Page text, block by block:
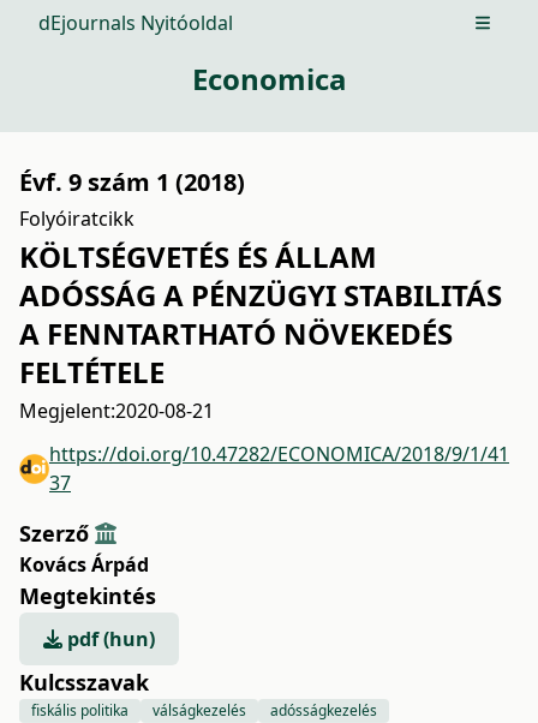
dEjournals Nyitóoldal Open
Economica
Évf. 9 szám 1 (2018)
Folyóiratcikk
KÖLTSÉGVETÉS ÉS ÁLLAM
ADÓSSÁG A PÉNZÜGYI STABILITÁS
A FENNTARTHATÓ NÖVEKEDÉS
FELTÉTELE
Megjelent:2020-08-21
https://doi.org/10.47282/ECONOMICA/2018/9/1/41
37
Szerző
Kovács Árpád
Megtekintés
pdf (hun)
Kulcsszavak
fiskális politika válságkezelés adósságkezelés